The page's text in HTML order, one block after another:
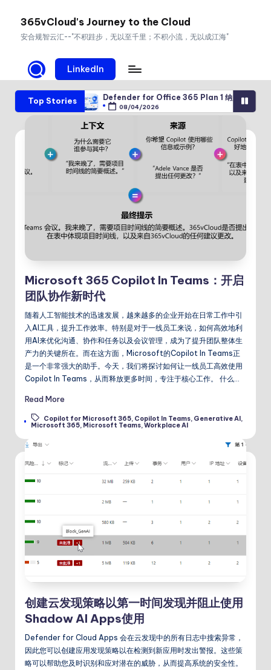
365vCloud's Journey to the Cloud
安合规智云汇--"不积跬步，无以至千里；不积小流，无以成江海"
LinkedIn
Top StoriesDefender for Office 365 Plan 1 纳入 E3：让邮件与协作
08/04/2026
Microsoft 365 Copilot In Teams：开启
团队协作新时代
随着人工智能技术的迅速发展，越来越多的企业开始在日常工作中引
入AI工具，提升工作效率。特别是对于一线员工来说，如何高效地利
用AI来优化沟通、协作和任务以及会议管理，成为了提升团队整体生
产力的关键所在。而在这方面，Microsoft的Copilot In Teams正
是一个非常强大的助手。今天，我们将探讨如何让一线员工高效使用
Copilot In Teams，从而释放更多时间，专注于核心工作。 什么…
Read More
Tags: Copilot for Microsoft 365, Copilot In Teams, Generative AI,
Microsoft 365, Microsoft Teams,Workplace AI
创建云发现策略以第一时间发现并阻止使用
Shadow AI Apps使用
Defender for Cloud Apps 会在云发现中的所有日志中搜索异常，
因此您可以创建应用发现策略以在检测到新应用时发出警报。这些策
略可以帮助您及时识别和应对潜在的威胁，从而提高系统的安全性。